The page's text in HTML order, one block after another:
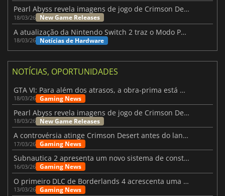
Pearl Abyss revela imagens de jogo de Crimson Desert para a PS5
18/03/26 New Game Releases
A atualização da Nintendo Switch 2 traz o Modo Portátil aos jogos mais antigos da Switch
18/03/26 Notícias de Hardware
NOTÍCIAS, OPORTUNIDADES
GTA VI: Para além dos atrasos, a obra-prima está quase a chegar
18/03/26 Gaming News
Pearl Abyss revela imagens de jogo de Crimson Desert para a PS5
18/03/26 New Game Releases
A controvérsia atinge Crimson Desert antes do lançamento
17/03/26 Gaming News
Subnautica 2 apresenta um novo sistema de construção de bases
16/03/26 Gaming News
O primeiro DLC de Borderlands 4 acrescenta uma nova personagem e muito mais
13/03/26 Gaming News